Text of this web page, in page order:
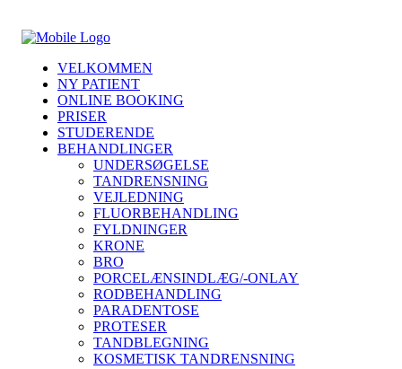
VELKOMMEN
NY PATIENT
ONLINE BOOKING
PRISER
STUDERENDE
BEHANDLINGER
UNDERSØGELSE
TANDRENSNING
VEJLEDNING
FLUORBEHANDLING
FYLDNINGER
KRONE
BRO
PORCELÆNSINDLÆG/-ONLAY
RODBEHANDLING
PARADENTOSE
PROTESER
TANDBLEGNING
KOSMETISK TANDRENSNING